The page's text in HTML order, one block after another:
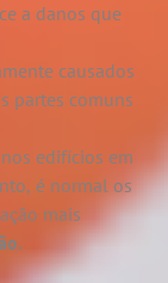
a danos que
causados
partes comuns
edifícios em
é normal os
mais